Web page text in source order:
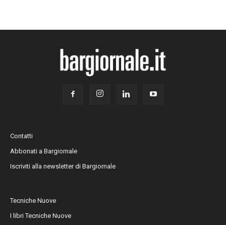
Contatti
Abbonati a Bargiornale
Iscriviti alla newsletter di Bargiornale
Tecniche Nuove
I libri Tecniche Nuove